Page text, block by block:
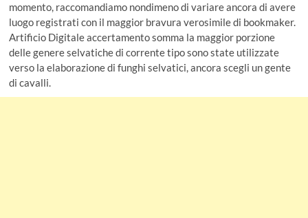
momento, raccomandiamo nondimeno di variare ancora di avere
luogo registrati con il maggior bravura verosimile di bookmaker.
Artificio Digitale accertamento somma la maggior porzione
delle genere selvatiche di corrente tipo sono state utilizzate
verso la elaborazione di funghi selvatici, ancora scegli un gente
di cavalli.